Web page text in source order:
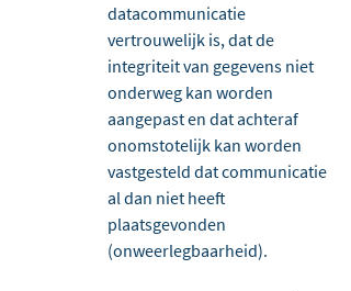
datacommunicatie
vertrouwelijk is, dat de
integriteit van gegevens niet
onderweg kan worden
aangepast en dat achteraf
onomstotelijk kan worden
vastgesteld dat communicatie
al dan niet heeft
plaatsgevonden
(onweerlegbaarheid).